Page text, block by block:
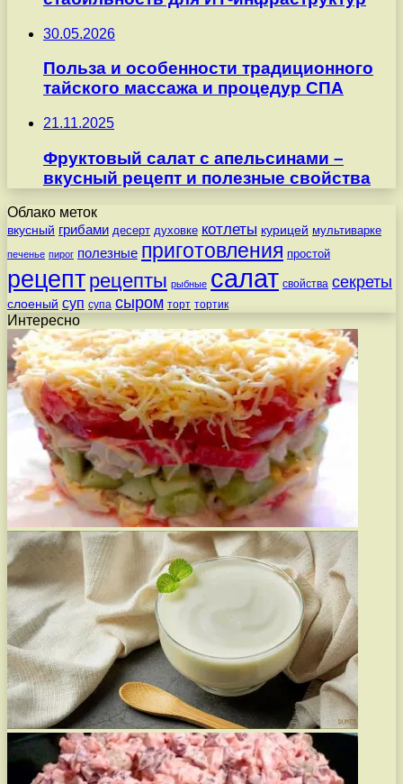
30.05.2026
Польза и особенности традиционного
тайского массажа и процедур СПА
21.11.2025
Фруктовый салат с апельсинами –
вкусный рецепт и полезные свойства
Облако меток
вкусный грибами десерт духовке котлеты курицей мультиварке
печенье пирог полезные приготовления простой
рецепт рецепты рыбные салат свойства секреты
слоеный суп супа сыром торт тортик
Интересно